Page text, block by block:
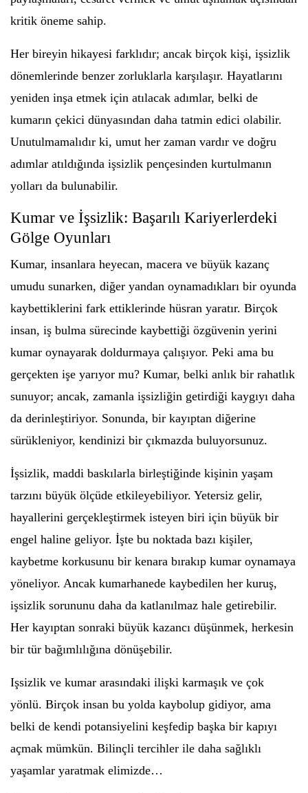
kritik öneme sahip.
Her bireyin hikayesi farklıdır; ancak birçok kişi, işsizlik
dönemlerinde benzer zorluklarla karşılaşır. Hayatlarını
yeniden inşa etmek için atılacak adımlar, belki de
kumarın çekici dünyasından daha tatmin edici olabilir.
Unutulmamalıdır ki, umut her zaman vardır ve doğru
adımlar atıldığında işsizlik pençesinden kurtulmanın
yolları da bulunabilir.
Kumar ve İşsizlik: Başarılı Kariyerlerdeki
Gölge Oyunları
Kumar, insanlara heyecan, macera ve büyük kazanç
umudu sunarken, diğer yandan oynamadıkları bir oyunda
kaybettiklerini fark ettiklerinde hüsran yaratır. Birçok
insan, iş bulma sürecinde kaybettiği özgüvenin yerini
kumar oynayarak doldurmaya çalışıyor. Peki ama bu
gerçekten işe yarıyor mu? Kumar, belki anlık bir rahatlık
sunuyor; ancak, zamanla işsizliğin getirdiği kaygıyı daha
da derinleştiriyor. Sonunda, bir kayıptan diğerine
sürükleniyor, kendinizi bir çıkmazda buluyorsunuz.
İşsizlik, maddi baskılarla birleştiğinde kişinin yaşam
tarzını büyük ölçüde etkileyebiliyor. Yetersiz gelir,
hayallerini gerçekleştirmek isteyen biri için büyük bir
engel haline geliyor. İşte bu noktada bazı kişiler,
kaybetme korkusunu bir kenara bırakıp kumar oynamaya
yöneliyor. Ancak kumarhanede kaybedilen her kuruş,
işsizlik sorununu daha da katlanılmaz hale getirebilir.
Her kayıptan sonraki büyük kazancı düşünmek, herkesin
bir tür bağımlılığına dönüşebilir.
Işsizlik ve kumar arasındaki ilişki karmaşık ve çok
yönlü. Birçok insan bu yolda kaybolup gidiyor, ama
belki de kendi potansiyelini keşfedip başka bir kapıyı
açmak mümkün. Bilinçli tercihler ile daha sağlıklı
yaşamlar yaratmak elimizde…